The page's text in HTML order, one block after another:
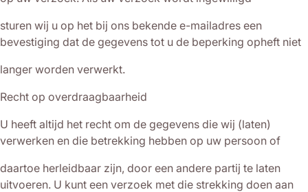
sturen wij u op het bij ons bekende e-mailadres een
bevestiging dat de gegevens tot u de beperking opheft niet
langer worden verwerkt.
Recht op overdraagbaarheid
U heeft altijd het recht om de gegevens die wij (laten)
verwerken en die betrekking hebben op uw persoon of
daartoe herleidbaar zijn, door een andere partij te laten
uitvoeren. U kunt een verzoek met die strekking doen aan